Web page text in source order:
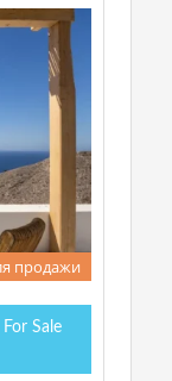
продажи
Sale